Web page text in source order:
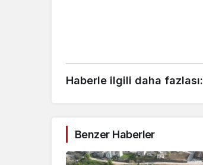
Haberle ilgili daha fazlası:
Benzer Haberler